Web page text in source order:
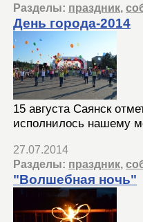
Разделы: праздник,
День города-2014
15 августа Саянск
исполнилось нашему
27.07.2014
Разделы: праздник,
"Волшебная ночь"